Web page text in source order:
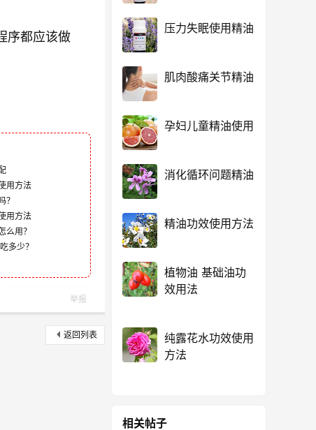
序都应该做
用方法
？
用方法
么用？
多少？
举报
返回列表
压力失眠使用精油
肌肉酸痛关节精油
孕妇儿童精油使用
消化循环问题精油
精油功效使用方法
植物油 基础油功
效用法
纯露花水功效使用
方法
相关帖子